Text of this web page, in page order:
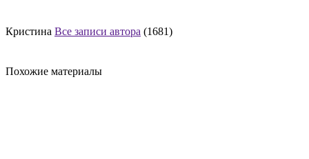
Кристина Все записи автора (1681)
Похожие материалы